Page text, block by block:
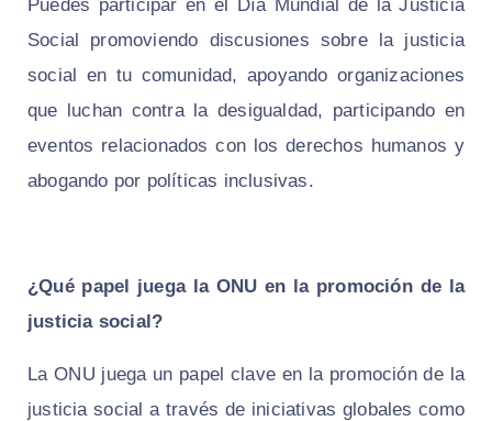
Puedes participar en el Día Mundial de la Justicia
Social promoviendo discusiones sobre la justicia
social en tu comunidad, apoyando organizaciones
que luchan contra la desigualdad, participando en
eventos relacionados con los derechos humanos y
abogando por políticas inclusivas.
¿Qué papel juega la ONU en la promoción de la
justicia social?
La ONU juega un papel clave en la promoción de la
justicia social a través de iniciativas globales como